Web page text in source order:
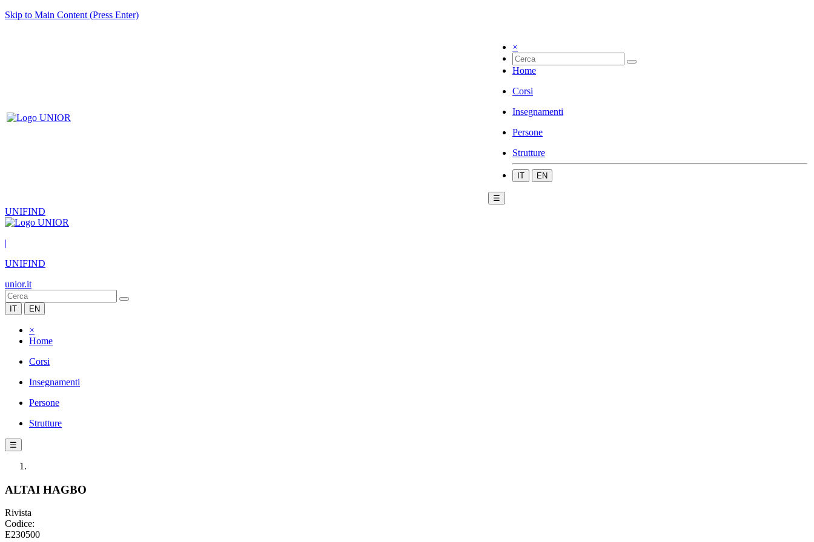
Skip to Main Content (Press Enter)
×
Home
Corsi
Insegnamenti
Persone
Strutture
IT EN
☰
UNIFIND
|
UNIFIND
unior.it
IT EN
×
Home
Corsi
Insegnamenti
Persone
Strutture
☰
ALTAI HAGBO
Rivista
Codice:
E230500